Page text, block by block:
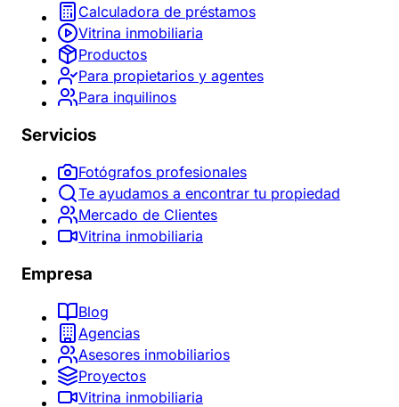
Calculadora de préstamos
Vitrina inmobiliaria
Productos
Para propietarios y agentes
Para inquilinos
Servicios
Fotógrafos profesionales
Te ayudamos a encontrar tu propiedad
Mercado de Clientes
Vitrina inmobiliaria
Empresa
Blog
Agencias
Asesores inmobiliarios
Proyectos
Vitrina inmobiliaria